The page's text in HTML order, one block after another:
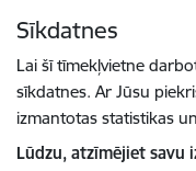
Sīkdatnes
Lai šī tīmekļvietne
sīkdatnes. Ar Jūsu
izmantotas statistikas
Lūdzu, atzīmējiet savu